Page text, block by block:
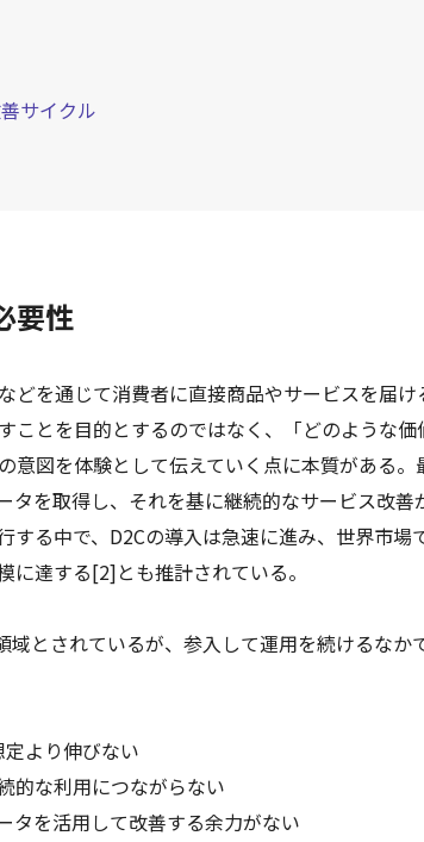
サイクル
要性
どを通じて消費者に直接商品やサービスを届け
ことを目的とするのではなく、「どのような価
意図を体験として伝えていく点に本質がある。
タを取得し、それを基に継続的なサービス改善
る中で、D2Cの導入は急速に進み、世界市場
達する[2]とも推計されている。
域とされているが、参入して運用を続けるなか
より伸びない
的な利用につながらない
タを活用して改善する余力がない